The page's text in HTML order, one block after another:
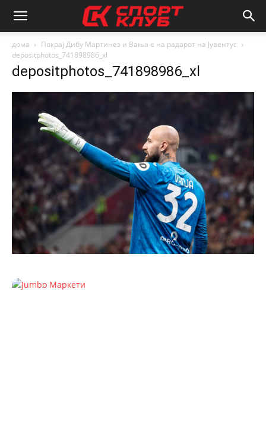
дома
Покрај Дибу Мартинез и Вања е на радарот на Јувентус
depositphotos_741898986_xl
depositphotos_741898986_xl